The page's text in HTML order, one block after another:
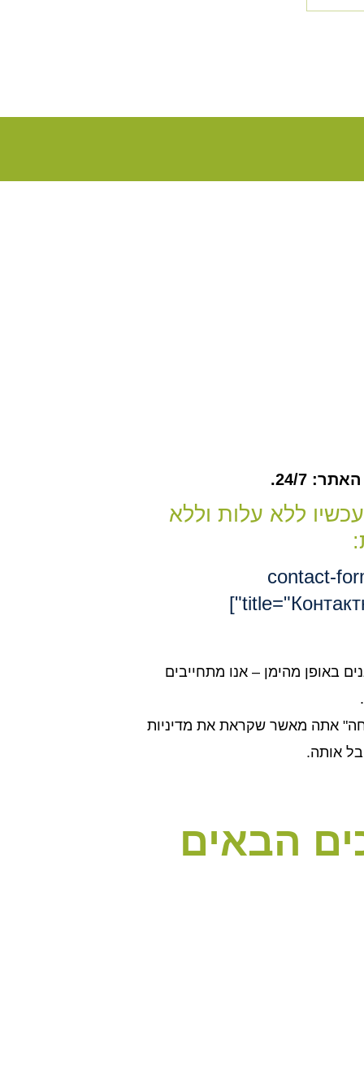
24/7.
ללא עלות וללא
[contact-
באופן מהימן – אנו מתחייבים
אתה מאשר שקראת את מדיניות
אותה.
הבאים